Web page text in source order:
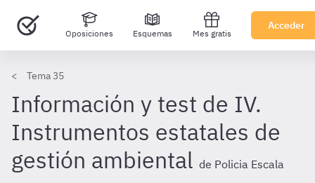
Oposiciones Esquemas Mes gratis
Acceder
Tema 35
Información y test de IV.
Instrumentos estatales de
gestión ambiental de Policia Escala